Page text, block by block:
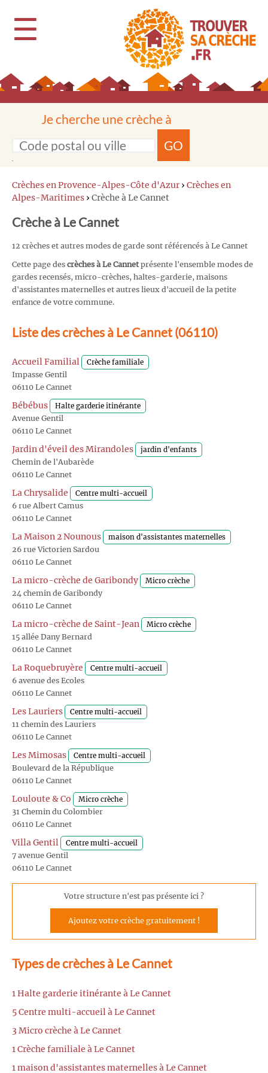
☰
Je cherche une crèche à
GO
Crèches en Provence-Alpes-Côte d'Azur › Crèches en
Alpes-Maritimes › Crèche à Le Cannet
Crèche à Le Cannet
12 crèches et autres modes de garde sont référencés à Le Cannet
Cette page des crèches à Le Cannetprésente l'ensemble modes de
gardes recensés, micro-crèches, haltes-garderie, maisons
d'assistantes maternelles et autres lieux d'accueil de la petite
enfance de votre commune.
Liste des crèches à Le Cannet (06110)
Accueil Familial Crèche familiale
Impasse Gentil
06110 Le Cannet
Bébébus Halte garderie itinérante
Avenue Gentil
06110 Le Cannet
Jardin d'éveil des Mirandoles jardin d'enfants
Chemin de l'Aubarède
06110 Le Cannet
La Chrysalide Centre multi-accueil
6 rue Albert Camus
06110 Le Cannet
La Maison 2 Nounous maison d'assistantes maternelles
26 rue Victorien Sardou
06110 Le Cannet
La micro-crèche de Garibondy Micro crèche
24 chemin de Garibondy
06110 Le Cannet
La micro-crèche de Saint-Jean Micro crèche
15 allée Dany Bernard
06110 Le Cannet
La Roquebruyère Centre multi-accueil
6 avenue des Ecoles
06110 Le Cannet
Les Lauriers Centre multi-accueil
11 chemin des Lauriers
06110 Le Cannet
Les Mimosas Centre multi-accueil
Boulevard de la République
06110 Le Cannet
Louloute & Co Micro crèche
31 Chemin du Colombier
06110 Le Cannet
Villa Gentil Centre multi-accueil
7 avenue Gentil
06110 Le Cannet
Votre structure n'est pas présente ici ?
Ajoutez votre crèche gratuitement !
Types de crèches à Le Cannet
1 Halte garderie itinérante à Le Cannet
5 Centre multi-accueil à Le Cannet
3 Micro crèche à Le Cannet
1 Crèche familiale à Le Cannet
1 maison d'assistantes maternelles à Le Cannet